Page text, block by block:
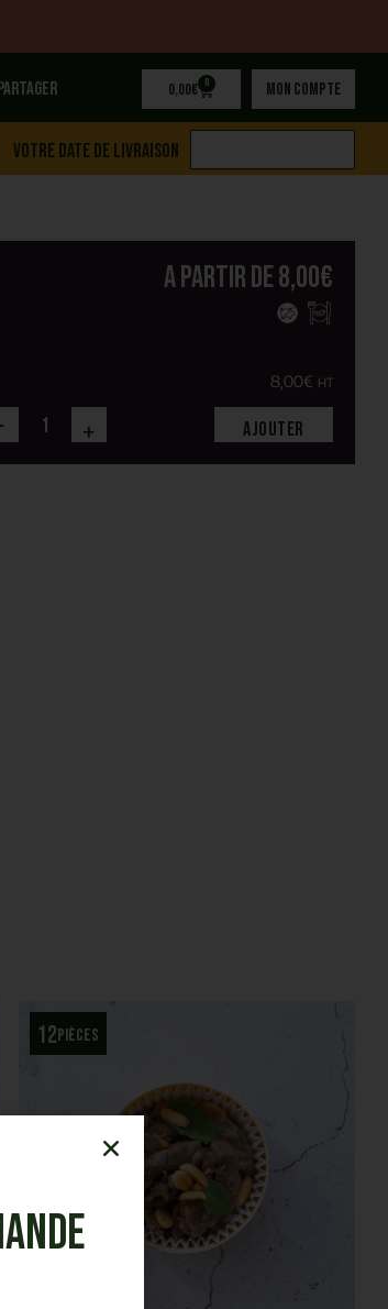
0,00€ 0 Mon compte
Votre date de livraison
A partir de8,00€
8,00€ HT
+ Ajouter
12pièces